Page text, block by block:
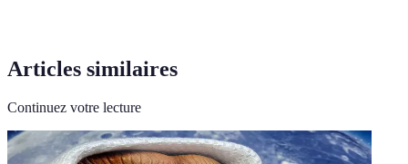
Articles similaires
Continuez votre lecture